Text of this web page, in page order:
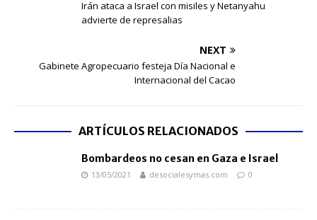
Irán ataca a Israel con misiles y Netanyahu
advierte de represalias
NEXT
Gabinete Agropecuario festeja Día Nacional e
Internacional del Cacao
ARTÍCULOS RELACIONADOS
Bombardeos no cesan en Gaza e Israel
13/05/2021 desocialesymas.com 0